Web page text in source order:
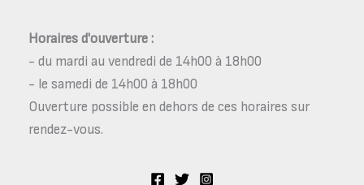
Horaires d'ouverture :
- du mardi au vendredi de 14h00 à 18h00
- le samedi de 14h00 à 18h00
Ouverture possible en dehors de ces horaires sur
rendez-vous.